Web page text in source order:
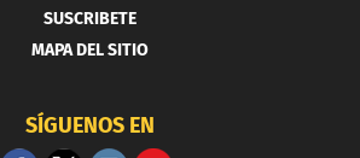
SUSCRIBETE
MAPA DEL SITIO
SÍGUENOS EN